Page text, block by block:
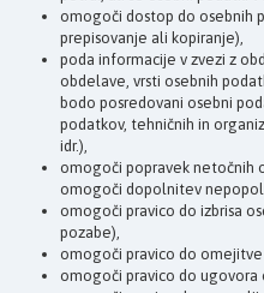
omogoči dostop do osebnih
prepisovanje ali kopiranje),
poda informacije v zvezi z
obdelave, vrsti osebnih
bodo posredovani osebni
podatkov, tehničnih in
idr.),
omogoči popravek netočnih
omogoči dopolnitev
omogoči pravico do izbrisa
pozabe),
omogoči pravico do omejitve
omogoči pravico do ugovora